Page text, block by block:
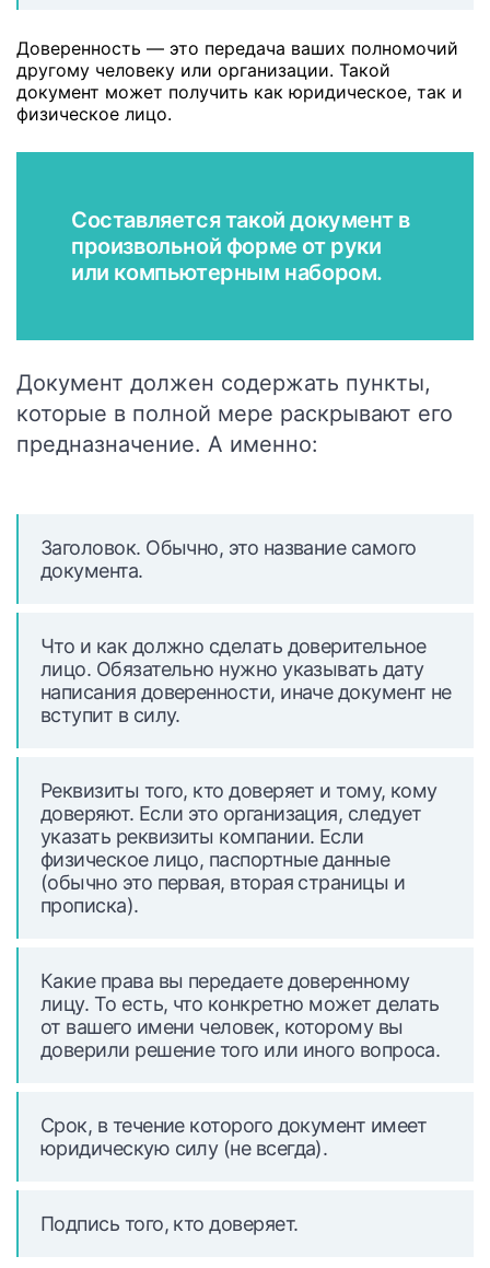
Доверенность — это передача ваших полномочий
другому человеку или организации. Такой
документ может получить как юридическое, так и
физическое лицо.
Составляется такой документ в
произвольной форме от руки
или компьютерным набором.
Документ должен содержать пункты,
которые в полной мере раскрывают его
предназначение. А именно:
Заголовок. Обычно, это название самого
документа.
Что и как должно сделать доверительное
лицо. Обязательно нужно указывать дату
написания доверенности, иначе документ не
вступит в силу.
Реквизиты того, кто доверяет и тому, кому
доверяют. Если это организация, следует
указать реквизиты компании. Если
физическое лицо, паспортные данные
(обычно это первая, вторая страницы и
прописка).
Какие права вы передаете доверенному
лицу. То есть, что конкретно может делать
от вашего имени человек, которому вы
доверили решение того или иного вопроса.
Срок, в течение которого документ имеет
юридическую силу (не всегда).
Подпись того, кто доверяет.